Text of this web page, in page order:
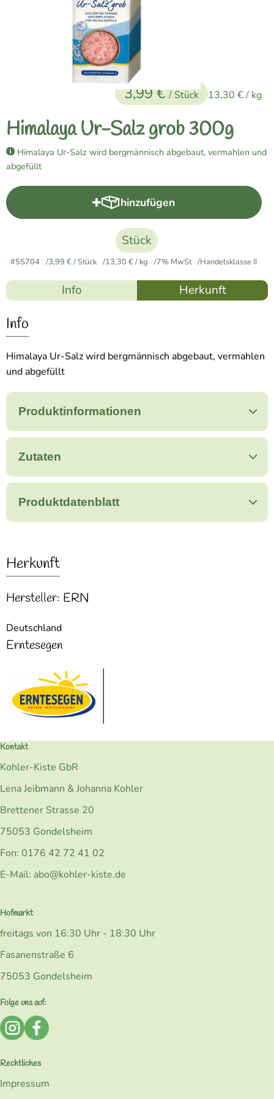
Vegane Küche
Naturkosmetik
Über uns
Verkauf
Himalaya Ur-Salz grob 300g
Himalaya Ur-Salz wird bergmännisch abgebaut, vermahlen und
abgefüllt
3,99 €/ Stück 13,30 €/ kg
hinzufügen
Produkt zum Warenkorb
Stück
#55704 3,99 €/ Stück 13,30 €/ kg 7% MwSt Handelsklasse II
Info Herkunft
Info
Himalaya Ur-Salz wird bergmännisch abgebaut, vermahlen
und abgefüllt
Produktinformationen
Zutaten
Produktdatenblatt
Herkunft
Hersteller: ERN
Deutschland
Erntesegen
Kontakt
Kohler-Kiste GbR
Lena Jeibmann & Johanna Kohler
Brettener Strasse 20
75053 Gondelsheim
Fon: 0176 42 72 41 02
E-Mail: abo@kohler-kiste.de
Hofmarkt
freitags von 16:30 Uhr - 18:30 Uhr
Fasanenstraße 6
75053 Gondelsheim
Folge uns auf:
Externer Link zu https://www.instagram.com/
Externer Link zu https://www.facebook.com/
Rechtliches
Impressum